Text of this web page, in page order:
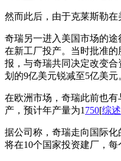
然而此后，由于克莱斯勒
奇瑞另一进入美国市场的
在新工厂投产。当时批准
报，与奇瑞共同决定改变
划的9亿美元锐减至5亿美
在欧洲市场，奇瑞此前也
产，预计年产量为1 750[综述
据公司称，奇瑞走向国际
将在10个国家投资建厂，